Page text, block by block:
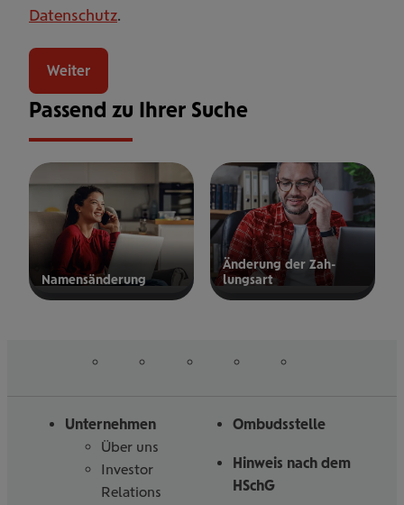
Datenschutz.
Weiter
Passend zu Ihrer Suche
Namens­än­de­rung
Ände­rung der Zah­
lungs­art
zur
Unternehmen
Über uns
Investor
Relations
Ombudsstelle
Hinweis nach dem
HSchG
uns